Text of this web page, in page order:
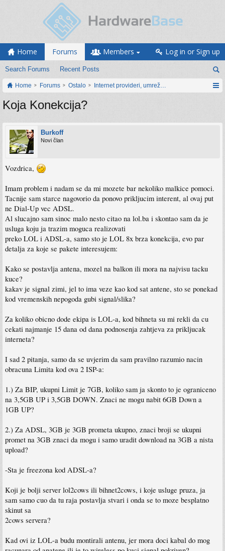
Home Forums
Search Forums Recent Posts
Members Log in or Sign up
Home Forums Ostalo Internet provideri, umrežavanje i web servisi
Koja Konekcija?
Burkoff
Novi član
Vozdrica,
Imam problem i nadam se da mi mozete bar nekoliko malkice pomoci.
Tacnije sam starce nagovorio da ponovo prikljucim interent, al ovaj put
ne Dial-Up vec ADSL.
Al slucajno sam sinoc malo nesto citao na lol.ba i skontao sam da je
usluga koju ja trazim moguca realizovati
preko LOL i ADSL-a, samo sto je LOL 8x brza konekcija, evo par
detalja za koje se pakete interesujem:
Kako se postavlja antena, mozel na balkon ili mora na najvisu tacku
kuce?
kakav je signal zimi, jel to ima veze kao kod sat antene, sto se ponekad
kod vremenskih nepogoda gubi signal/slika?
Za koliko obicno dode ekipa is LOL-a, kod bihneta su mi rekli da cu
cekati najmanje 15 dana od dana podnosenja zahtjeva za prikljucak
interneta?
I sad 2 pitanja, samo da se uvjerim da sam pravilno razumio nacin
obracuna Limita kod ova 2 ISP-a:
1.) Za BIP, ukupni Limit je 7GB, koliko sam ja skonto to je ograniceno
na 3,5GB UP i 3,5GB DOWN. Znaci ne mogu nabit 6GB Down a
1GB UP?
2.) Za ADSL, 3GB je 3GB prometa ukupno, znaci broji se ukupni
promet na 3GB znaci da mogu i samo uradit download na 3GB a nista
upload?
-Sta je freezona kod ADSL-a?
Koji je bolji server lol2cows ili bihnet2cows, i koje usluge pruza, ja
sam samo cuo da tu raja postavlja stvari i onda se to moze besplatno
skinut sa
2cows servera?
Kad ovi iz LOL-a budu montirali antenu, jer mora doci kabal do mog